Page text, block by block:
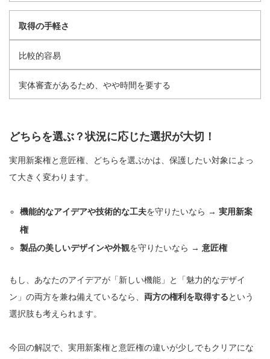
取得の手軽さ
比較的容易
実体審査があるため、やや時間を要する
どちらを選ぶ？状況に応じた選択が大切！
実用新案権と意匠権、どちらを選ぶかは、保護したい対象によっ
て大きく変わります。
機能的なアイデアや技術的な工夫を守りたいなら →実用新案
権
製品の美しいデザインや外観を守りたいなら →意匠権
もし、あなたのアイデアが「新しい機能」と「魅力的なデザイ
ン」の両方を兼ね備えているなら、 両方の権利を取得するという
選択肢も考えられます。
今回の解説で、実用新案権と意匠権の違いが少しでもクリアにな